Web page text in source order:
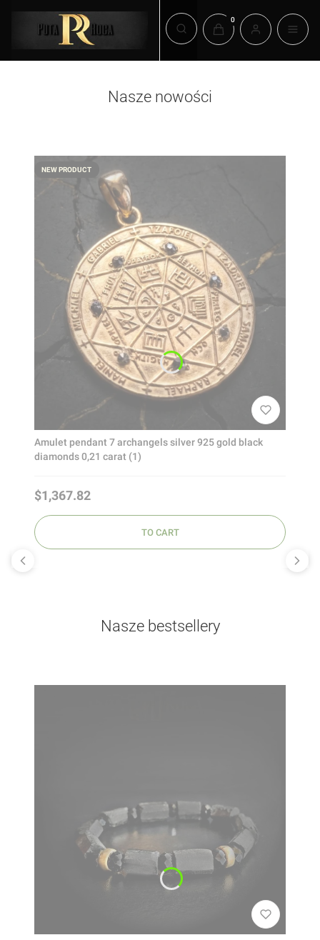
Open search engine
Products in the cart: 0.
Nasze nowości
NEW PRODUCT
Amulet pendant 7 archangels silver 925 gold black
diamonds 0,21 carat (1)
Price
$1,367.82
TO CART
Nasze bestsellery